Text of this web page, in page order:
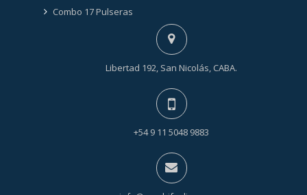
Combo 17 Pulseras
Libertad 192, San Nicolás, CABA.
+54 9 11 5048 9883